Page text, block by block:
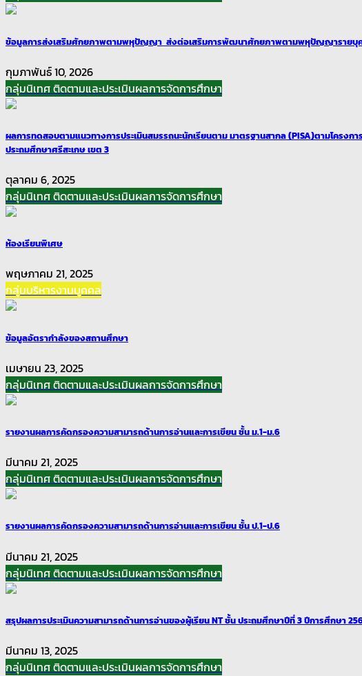
ข้อมูลการส่งเสริมศักยภาพตามพหุปัญญา ส่งต่อเสริมการพัฒนาศักยภาพตามพหุปัญญารายบุ
กุมภาพันธ์ 10, 2026
กลุ่มนิเทศ ติดตามและประเมินผลการจัดการศึกษา
ผลการทดสอบตามแนวทางการประเมินสมรรถนะนักเรียนตาม มาตรฐานสากล (PISA)ตามโครง
ประถมศึกษาศรีสะเกษ เขต 3
ตุลาคม 6, 2025
กลุ่มนิเทศ ติดตามและประเมินผลการจัดการศึกษา
ห้องเรียนพิเศษ
พฤษภาคม 21, 2025
กลุ่มบริหารงานบุคคล
ข้อมูลอัตรากำลังของสถานศึกษา
เมษายน 23, 2025
กลุ่มนิเทศ ติดตามและประเมินผลการจัดการศึกษา
รายงานผลการคัดกรองความสามารถด้านการอ่านและการเขียน ชั้น ม.1-ม.6
มีนาคม 21, 2025
กลุ่มนิเทศ ติดตามและประเมินผลการจัดการศึกษา
รายงานผลการคัดกรองความสามารถด้านการอ่านและการเขียน ชั้น ป.1-ป.6
มีนาคม 21, 2025
กลุ่มนิเทศ ติดตามและประเมินผลการจัดการศึกษา
สรุปผลการประเมินความสามารถด้านการอ่านของผู้เรียน NT ชั้น ประถมศึกษาปีที่ 3 ปีการศึกษา
มีนาคม 13, 2025
กลุ่มนิเทศ ติดตามและประเมินผลการจัดการศึกษา